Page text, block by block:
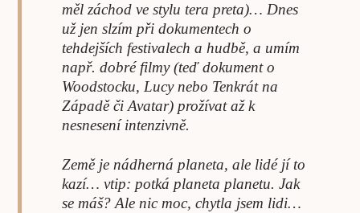
měl záchod ve stylu tera preta)… Dnes
už jen slzím při dokumentech o
tehdejších festivalech a hudbě, a umím
např. dobré filmy (teď dokument o
Woodstocku, Lucy nebo Tenkrát na
Západě či Avatar) prožívat až k
nesnesení intenzivně.
Země je nádherná planeta, ale lidé jí to
kazí… vtip: potká planeta planetu. Jak
se máš? Ale nic moc, chytla jsem lidi…